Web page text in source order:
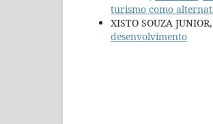
turismo como
XISTO SOUZA JUNIOR,
desenvolvimento